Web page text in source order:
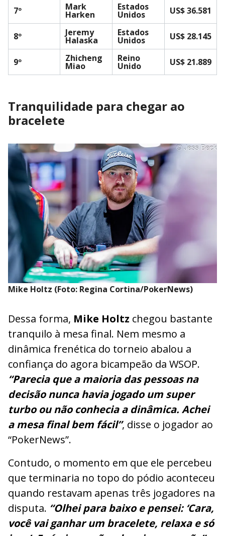
7º Mark
Harken
Estados
Unidos US$ 36.581
8º Jeremy
Halaska
Estados
Unidos US$ 28.145
9º Zhicheng
Miao
Reino
Unido US$ 21.889
Tranquilidade para chegar ao
bracelete
Mike Holtz (Foto: Regina Cortina/PokerNews)
Dessa forma, Mike Holtz chegou bastante
tranquilo à mesa final. Nem mesmo a
dinâmica frenética do torneio abalou a
confiança do agora bicampeão da WSOP.
“Parecia que a maioria das pessoas na
decisão nunca havia jogado um super
turbo ou não conhecia a dinâmica. Achei
a mesa final bem fácil”, disse o jogador ao
“PokerNews”.
Contudo, o momento em que ele percebeu
que terminaria no topo do pódio aconteceu
quando restavam apenas três jogadores na
disputa. “Olhei para baixo e pensei: ‘Cara,
você vai ganhar um bracelete, relaxa e só